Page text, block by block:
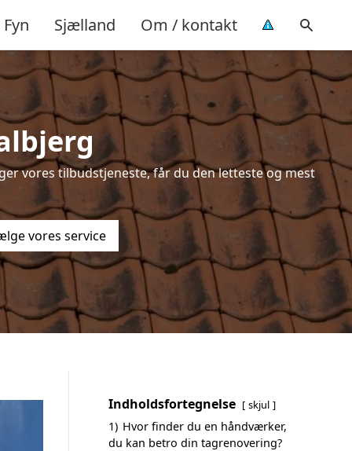
Fyn Sjælland Om / kontakt
vores tilbudstjeneste, får du den letteste og mest
vores service
Indholdsfortegnelse skjul
1) Hvor finder du en håndværker,
du kan betro din tagrenovering?